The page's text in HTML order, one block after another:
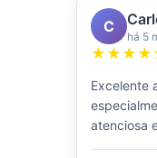
C
há 5
Excelente
atenciosa